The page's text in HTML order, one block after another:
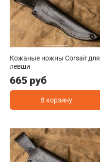
Кожаные ножны Corsair для
левши
665 руб
В корзину